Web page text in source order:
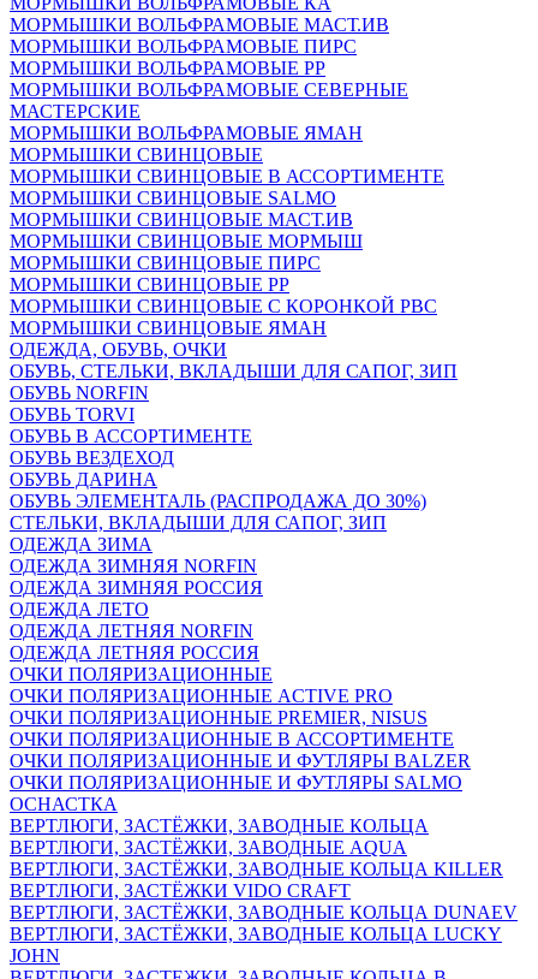
МОРМЫШКИ ВОЛЬФРАМОВЫЕ МАСТ.ИВ
МОРМЫШКИ ВОЛЬФРАМОВЫЕ ПИРС
МОРМЫШКИ ВОЛЬФРАМОВЫЕ РР
МОРМЫШКИ ВОЛЬФРАМОВЫЕ СЕВЕРНЫЕ
МАСТЕРСКИЕ
МОРМЫШКИ ВОЛЬФРАМОВЫЕ ЯМАН
МОРМЫШКИ СВИНЦОВЫЕ
МОРМЫШКИ СВИНЦОВЫЕ В АССОРТИМЕНТЕ
МОРМЫШКИ СВИНЦОВЫЕ SALMO
МОРМЫШКИ СВИНЦОВЫЕ МАСТ.ИВ
МОРМЫШКИ СВИНЦОВЫЕ МОРМЫШ
МОРМЫШКИ СВИНЦОВЫЕ ПИРС
МОРМЫШКИ СВИНЦОВЫЕ РР
МОРМЫШКИ СВИНЦОВЫЕ С КОРОНКОЙ РВС
МОРМЫШКИ СВИНЦОВЫЕ ЯМАН
ОДЕЖДА, ОБУВЬ, ОЧКИ
ОБУВЬ, СТЕЛЬКИ, ВКЛАДЫШИ ДЛЯ САПОГ, ЗИП
ОБУВЬ NORFIN
ОБУВЬ TORVI
ОБУВЬ В АССОРТИМЕНТЕ
ОБУВЬ ВЕЗДЕХОД
ОБУВЬ ДАРИНА
ОБУВЬ ЭЛЕМЕНТАЛЬ (РАСПРОДАЖА ДО 30%)
СТЕЛЬКИ, ВКЛАДЫШИ ДЛЯ САПОГ, ЗИП
ОДЕЖДА ЗИМА
ОДЕЖДА ЗИМНЯЯ NORFIN
ОДЕЖДА ЗИМНЯЯ РОССИЯ
ОДЕЖДА ЛЕТО
ОДЕЖДА ЛЕТНЯЯ NORFIN
ОДЕЖДА ЛЕТНЯЯ РОССИЯ
ОЧКИ ПОЛЯРИЗАЦИОННЫЕ
ОЧКИ ПОЛЯРИЗАЦИОННЫЕ ACTIVE PRO
ОЧКИ ПОЛЯРИЗАЦИОННЫЕ PREMIER, NISUS
ОЧКИ ПОЛЯРИЗАЦИОННЫЕ В АССОРТИМЕНТЕ
ОЧКИ ПОЛЯРИЗАЦИОННЫЕ И ФУТЛЯРЫ BALZER
ОЧКИ ПОЛЯРИЗАЦИОННЫЕ И ФУТЛЯРЫ SALMO
ОСНАСТКА
ВЕРТЛЮГИ, ЗАСТЁЖКИ, ЗАВОДНЫЕ КОЛЬЦА
ВЕРТЛЮГИ, ЗАСТЁЖКИ, ЗАВОДНЫЕ AQUA
ВЕРТЛЮГИ, ЗАСТЁЖКИ, ЗАВОДНЫЕ КОЛЬЦА KILLER
ВЕРТЛЮГИ, ЗАСТЁЖКИ VIDO CRAFT
ВЕРТЛЮГИ, ЗАСТЁЖКИ, ЗАВОДНЫЕ КОЛЬЦА DUNAEV
ВЕРТЛЮГИ, ЗАСТЁЖКИ, ЗАВОДНЫЕ КОЛЬЦА LUCKY
JOHN